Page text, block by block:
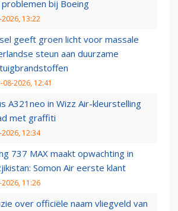
bij Boeing
2026, 13:22
geeft groen licht voor massale
steun aan duurzame
08-2026, 12:41
A321neo in Wizz Air-kleurstelling
met graffiti
2026, 12:34
737 MAX maakt opwachting in
Somon Air eerste klant
2026, 11:26
over officiële naam vliegveld van